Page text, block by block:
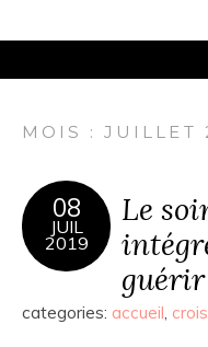
MOIS :JUILLET
08
JUIL
2019
Le
guérir
categories: accueil,